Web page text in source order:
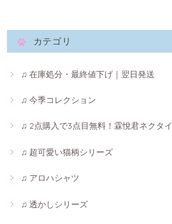
カテゴリ
♫ 在庫処分・最終値下げ｜翌日発送
♫ 今季コレクション
♫ 2点購入で3点目無料！霖悅君ネクタイ
♫ 超可愛い猫柄シリーズ
♫ アロハシャツ
♫ 透かしシリーズ